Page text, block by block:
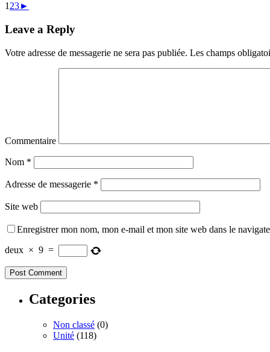
1 23►
Leave a Reply
Votre adresse de messagerie ne sera pas publiée. Les champs
Commentaire
Nom *
Adresse de messagerie *
Site web
Enregistrer mon nom, mon e-mail et mon site web dans le
deux × 9 =
Categories
Non classé (0)
Unité (118)